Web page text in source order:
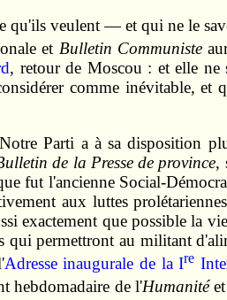
veulent — et qui ne le
et Bulletin Communiste
, retour de Moscou : et elle ne
comme inévitable, et
Parti a à sa disposition
de la Presse de province,
fut l'ancienne Social-
aux luttes
exactement que possible la
permettront au militant
Adresse inaugurale de la Ire
hebdomadaire de l'Humanitéet